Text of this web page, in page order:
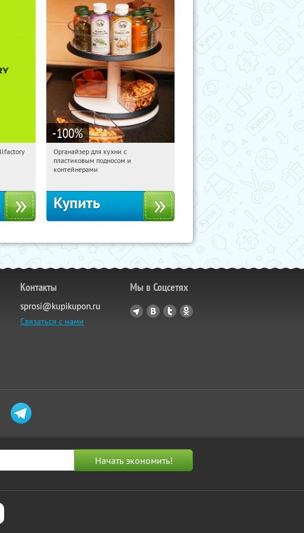
-100%
12:03:30 Получили:
Россия
Органайзер для кухни с
пластиковым подносом и
контейнерами
Купить
Контакты
sprosi@kupikupon.ru
Связаться с нами
Мы в Соцсетях